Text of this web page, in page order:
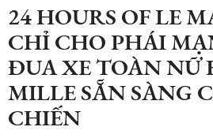
24 HOURS OF LE
CHỈ CHO PHÁI
ĐUA XE TOÀN NỮ
MILLE SẴN SÀNG
CHIẾN